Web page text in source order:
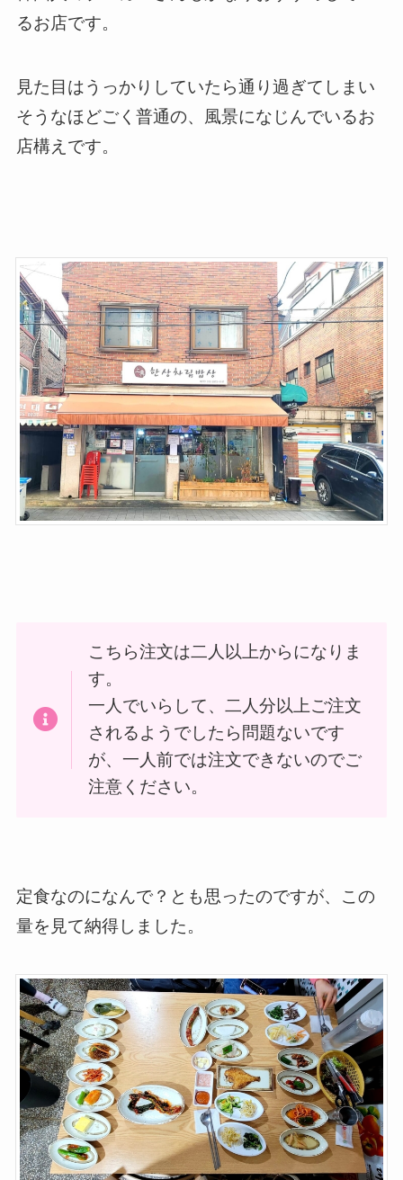
るお店です。
見た目はうっかりしていたら通り過ぎてしまい
そうなほどごく普通の、風景になじんでいるお
店構えです。
こちら注文は二人以上からになりま
す。
一人でいらして、二人分以上ご注文
されるようでしたら問題ないです
が、一人前では注文できないのでご
注意ください。
定食なのになんで？とも思ったのですが、この
量を見て納得しました。